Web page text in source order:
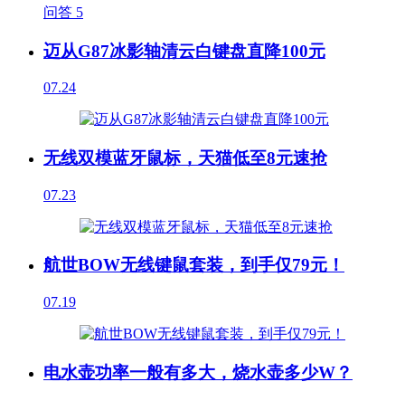
问答 5
迈从G87冰影轴清云白键盘直降100元
07.24
无线双模蓝牙鼠标，天猫低至8元速抢
07.23
航世BOW无线键鼠套装，到手仅79元！
07.19
电水壶功率一般有多大，烧水壶多少W？